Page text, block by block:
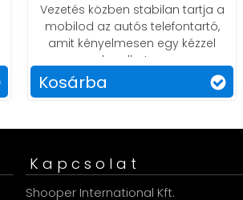
Vezetés közben stabilan tartja a
mobilod az autós telefontartó,
amit kényelmesen egy kézzel
kezelhetsz.
Kosárba
Kapcsolat
Shooper International Kft.